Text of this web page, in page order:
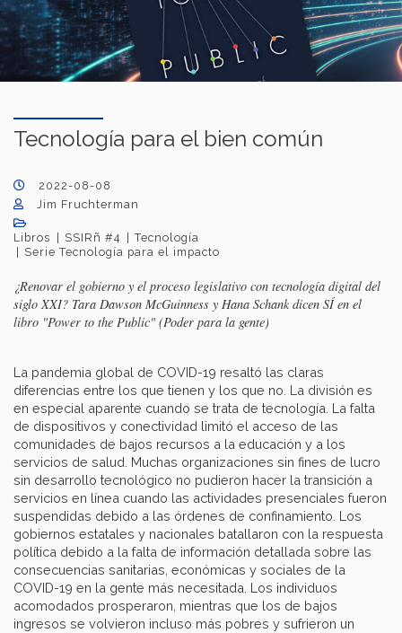
Tecnología para el bien común
2022-08-08
Jim Fruchterman
Libros SSIRñ #4
Tecnología
Serie Tecnología para el impacto
¿Renovar el gobierno y el proceso legislativo con tecnología digital del
siglo XXI? Tara Dawson McGuinness y Hana Schank dicen SÍ en el
libro "Power to the Public" (Poder para la gente)
La pandemia global de COVID-19 resaltó las claras
diferencias entre los que tienen y los que no. La división es
en especial aparente cuando se trata de tecnología. La falta
de dispositivos y conectividad limitó el acceso de las
comunidades de bajos recursos a la educación y a los
servicios de salud. Muchas organizaciones sin fines de lucro
sin desarrollo tecnológico no pudieron hacer la transición a
servicios en línea cuando las actividades presenciales fueron
suspendidas debido a las órdenes de confinamiento. Los
gobiernos estatales y nacionales batallaron con la respuesta
política debido a la falta de información detallada sobre las
consecuencias sanitarias, económicas y sociales de la
COVID-19 en la gente más necesitada. Los individuos
acomodados prosperaron, mientras que los de bajos
ingresos se volvieron incluso más pobres y sufrieron un